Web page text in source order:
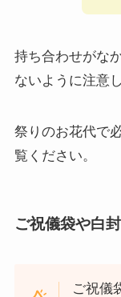
持ち合わせがな
ないように注意
祭りのお花代で
覧ください。
ご祝儀袋や白
ご祝儀